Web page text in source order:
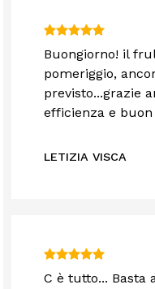
Buongiorno! il
pomeriggio,
previsto...grazie
efficienza e buon
LETIZIA VISCA
C è tutto... Basta